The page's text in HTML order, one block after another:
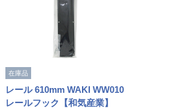
在庫品
レール 610mm WAKI WW010
レールフック【和気産業】